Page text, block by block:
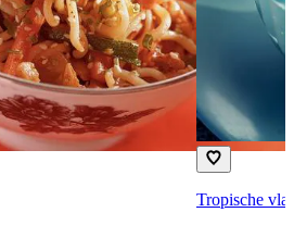
Tropische vla